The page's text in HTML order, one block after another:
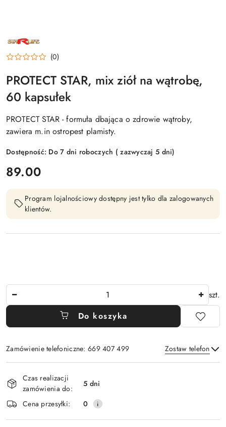
NAZWA
PRODUCENTA:
STARLIFE (0)
PROTECT STAR, mix ziół na wątrobę,
60 kapsułek
PROTECT STAR - formuła dbająca o zdrowie wątroby,
zawiera m.in ostropest plamisty.
Dostępność: Do 7 dni roboczych ( zazwyczaj 5 dni)
cena:
89.00
Program lojalnościowy dostępny jest tylko dla zalogowanych
klientów.
szt.
Do koszyka
Zamówienie telefoniczne: 669 407 499 Zostaw telefon
i
dostawa
Czas realizacji
zamówienia do:
5 dni
Cena przesyłki:
0